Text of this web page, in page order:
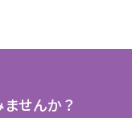
せんか？